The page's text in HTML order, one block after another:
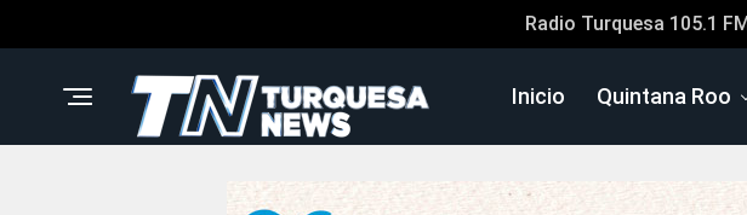
Radio Turquesa 105.1
Inicio Quintana Roo